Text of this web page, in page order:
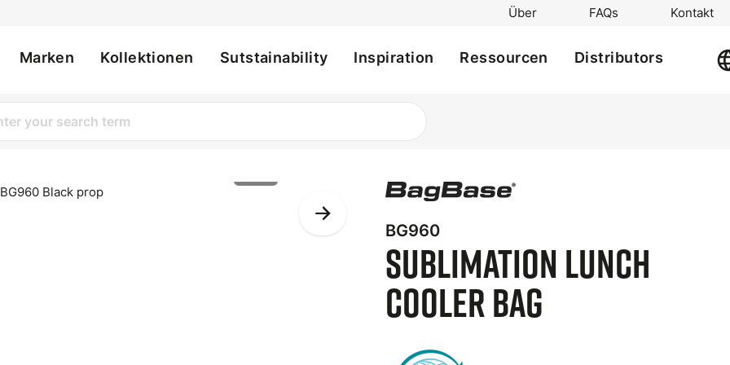
Über FAQs Kontakt
Marken Kollektionen Sutstainability Inspiration Ressourcen Distributors
BG960
Sublimation Lunch
Cooler Bag